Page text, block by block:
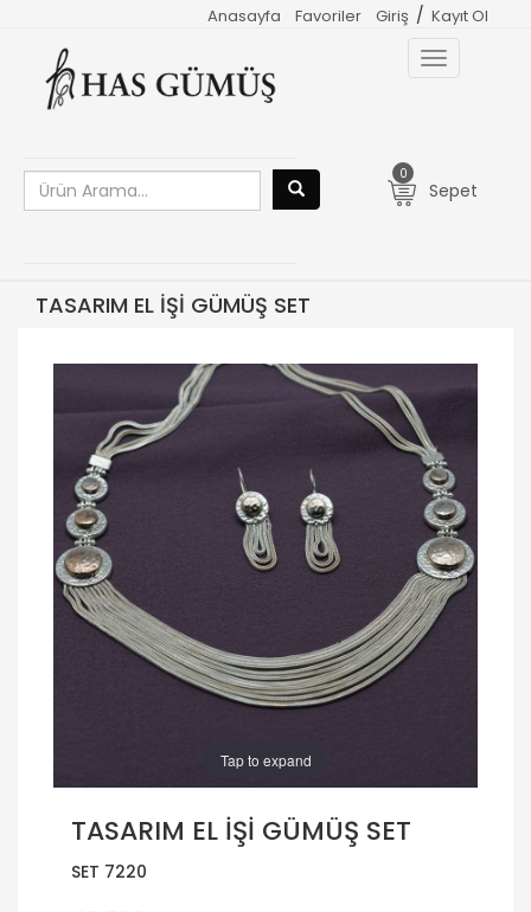
Giriş / Kayıt Ol
Favoriler
Anasayfa
Toggle
navigation
0
Sepet
TASARIM EL İŞİ GÜMÜŞ SET
Tap to expand
TASARIM EL İŞİ GÜMÜŞ SET
SET 7220